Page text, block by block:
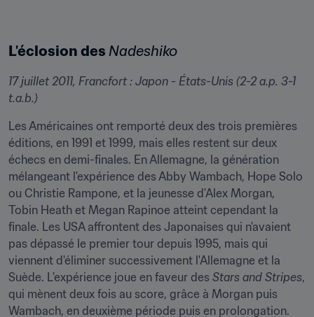
L'éclosion des Nadeshiko
17 juillet 2011, Francfort : Japon - États-Unis (2-2 a.p. 3-1
t.a.b.)
Les Américaines ont remporté deux des trois premières
éditions, en 1991 et 1999, mais elles restent sur deux
échecs en demi-finales. En Allemagne, la génération
mélangeant l'expérience des Abby Wambach, Hope Solo
ou Christie Rampone, et la jeunesse d'Alex Morgan,
Tobin Heath et Megan Rapinoe atteint cependant la
finale. Les USA affrontent des Japonaises qui n'avaient
pas dépassé le premier tour depuis 1995, mais qui
viennent d'éliminer successivement l'Allemagne et la
Suède. L'expérience joue en faveur des Stars and Stripes,
qui mènent deux fois au score, grâce à Morgan puis
Wambach, en deuxième période puis en prolongation.